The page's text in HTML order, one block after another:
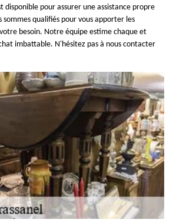
disponible pour assurer une assistance propre
qualifiés pour vous apporter les
besoin. Notre équipe estime chaque et
imbattable. N'hésitez pas à nous contacter